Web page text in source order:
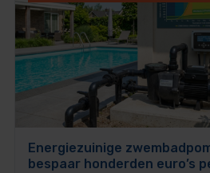
Energiezuinige
bespaar honderden euro’s